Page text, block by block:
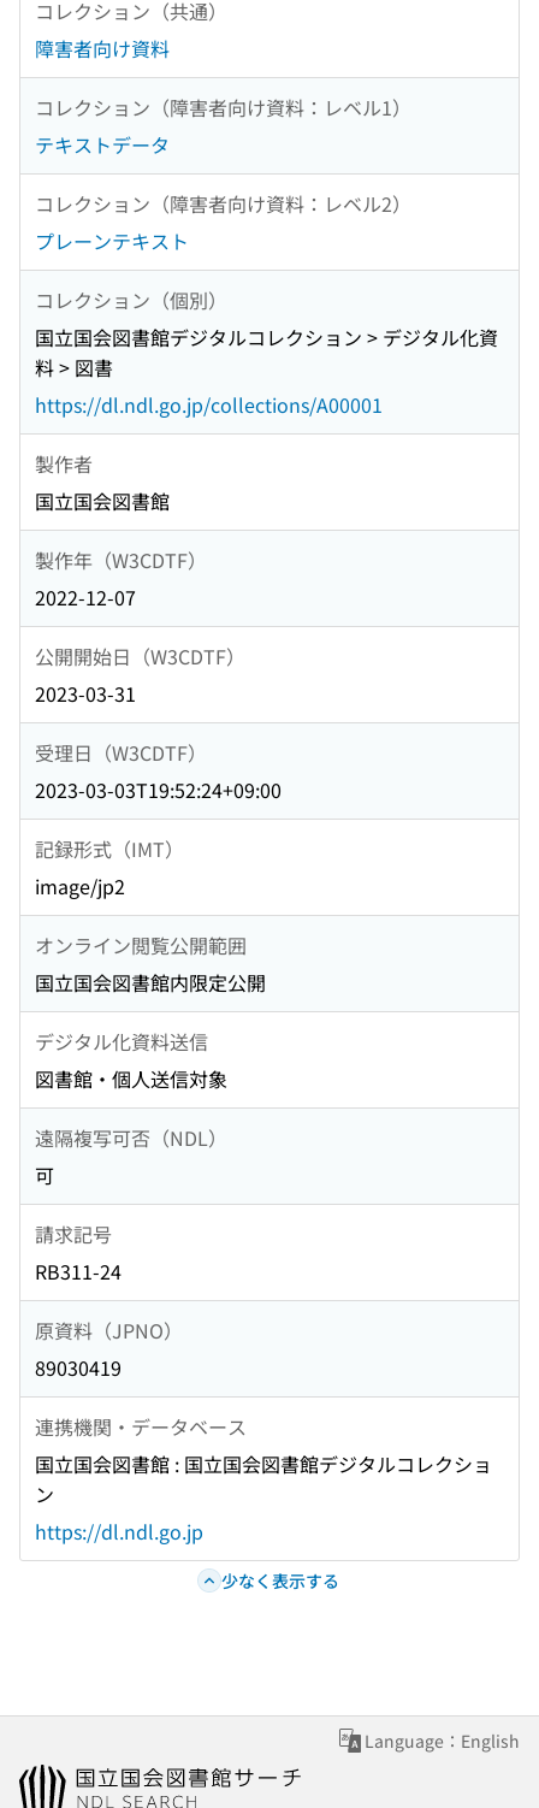
コレクション（共通）
障害者向け資料
コレクション（障害者向け資料：レベル1）
テキストデータ
コレクション（障害者向け資料：レベル2）
プレーンテキスト
コレクション（個別）
国立国会図書館デジタルコレクション > デジタル化資
料 > 図書
https://dl.ndl.go.jp/collections/A00001
製作者
国立国会図書館
製作年（W3CDTF）
2022-12-07
公開開始日（W3CDTF）
2023-03-31
受理日（W3CDTF）
2023-03-03T19:52:24+09:00
記録形式（IMT）
image/jp2
オンライン閲覧公開範囲
国立国会図書館内限定公開
デジタル化資料送信
図書館・個人送信対象
遠隔複写可否（NDL）
可
請求記号
RB311-24
原資料（JPNO）
89030419
連携機関・データベース
国立国会図書館 : 国立国会図書館デジタルコレクショ
ン
https://dl.ndl.go.jp
少なく表示する
Language：English